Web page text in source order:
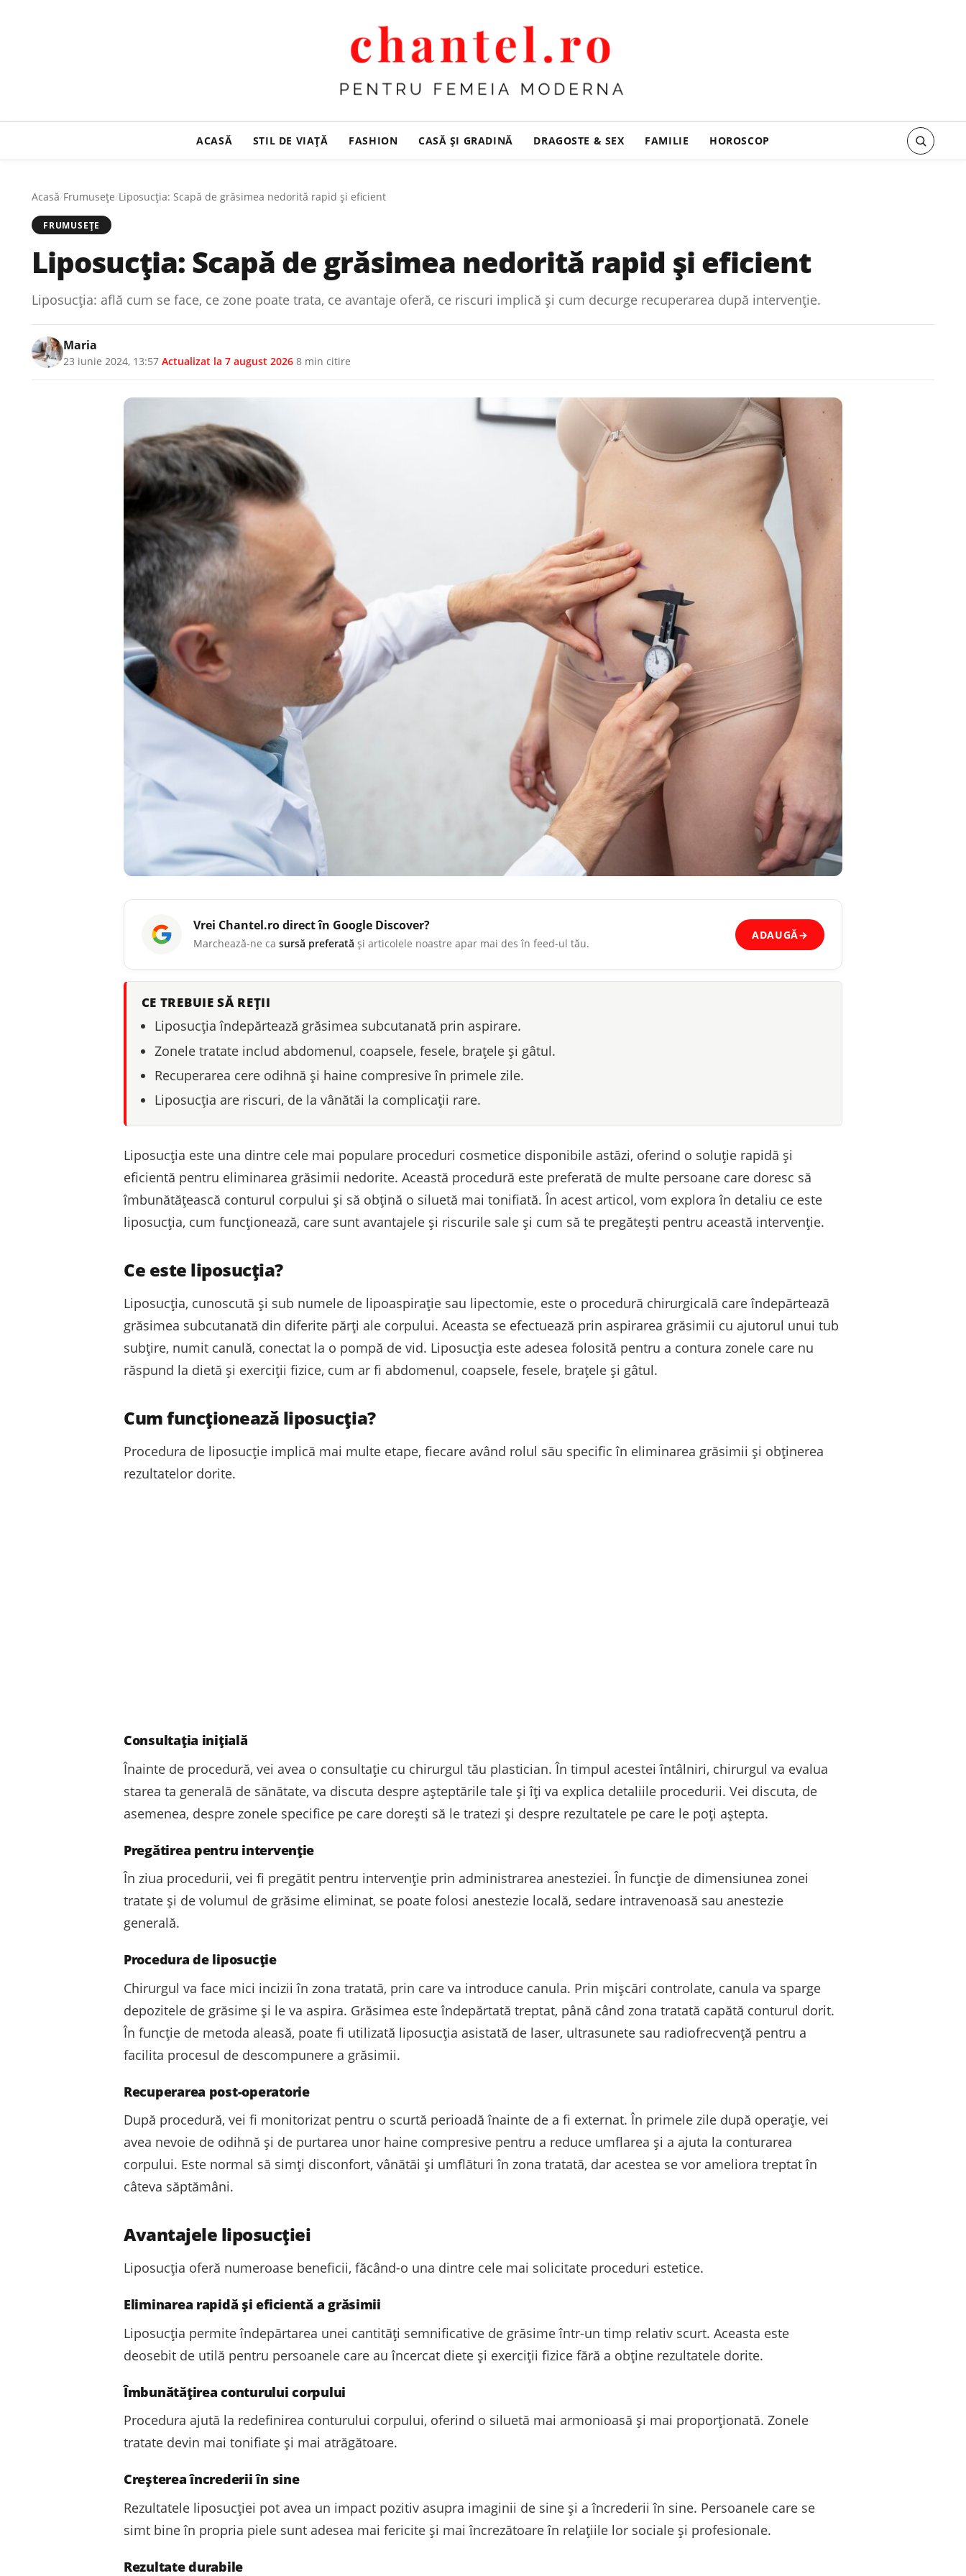
ACASĂ STIL DE VIAȚĂ FASHION CASĂ ŞI GRADINĂ DRAGOSTE & SEX FAMILIE HOROSCOP
Acasă/Frumusețe/Liposucția: Scapă de grăsimea nedorită rapid și eficient
FRUMUSEȚE
Liposucția: Scapă de grăsimea nedorită rapid și eficient
Liposucția: află cum se face, ce zone poate trata, ce avantaje oferă, ce riscuri implică și cum decurge recuperarea după intervenție.
Maria
23 iunie 2024, 13:57 Actualizat la 7 august 2026 8 min citire
Vrei Chantel.rodirect în Google Discover?
Marchează-ne ca sursă preferată și articolele noastre apar mai des în feed-ul tău.
ADAUGĂ→
CE TREBUIE SĂ REȚII
Liposucția îndepărtează grăsimea subcutanată prin aspirare.
Zonele tratate includ abdomenul, coapsele, fesele, brațele și gâtul.
Recuperarea cere odihnă și haine compresive în primele zile.
Liposucția are riscuri, de la vânătăi la complicații rare.
Liposucția este una dintre cele mai populare proceduri cosmetice disponibile astăzi, oferind o soluție rapidă și
eficientă pentru eliminarea grăsimii nedorite. Această procedură este preferată de multe persoane care doresc să
îmbunătățească conturul corpului și să obțină o siluetă mai tonifiată. În acest articol, vom explora în detaliu ce este
liposucția, cum funcționează, care sunt avantajele și riscurile sale și cum să te pregătești pentru această intervenție.
Ce este liposucția?
Liposucția, cunoscută și sub numele de lipoaspirație sau lipectomie, este o procedură chirurgicală care îndepărtează
grăsimea subcutanată din diferite părți ale corpului. Aceasta se efectuează prin aspirarea grăsimii cu ajutorul unui tub
subțire, numit canulă, conectat la o pompă de vid. Liposucția este adesea folosită pentru a contura zonele care nu
răspund la dietă și exerciții fizice, cum ar fi abdomenul, coapsele, fesele, brațele și gâtul.
Cum funcționează liposucția?
Procedura de liposucție implică mai multe etape, fiecare având rolul său specific în eliminarea grăsimii și obținerea
rezultatelor dorite.
Consultația inițială
Înainte de procedură, vei avea o consultație cu chirurgul tău plastician. În timpul acestei întâlniri, chirurgul va evalua
starea ta generală de sănătate, va discuta despre așteptările tale și îți va explica detaliile procedurii. Vei discuta, de
asemenea, despre zonele specifice pe care dorești să le tratezi și despre rezultatele pe care le poți aștepta.
Pregătirea pentru intervenție
În ziua procedurii, vei fi pregătit pentru intervenție prin administrarea anesteziei. În funcție de dimensiunea zonei
tratate și de volumul de grăsime eliminat, se poate folosi anestezie locală, sedare intravenoasă sau anestezie
generală.
Procedura de liposucție
Chirurgul va face mici incizii în zona tratată, prin care va introduce canula. Prin mișcări controlate, canula va sparge
depozitele de grăsime și le va aspira. Grăsimea este îndepărtată treptat, până când zona tratată capătă conturul dorit.
În funcție de metoda aleasă, poate fi utilizată liposucția asistată de laser, ultrasunete sau radiofrecvență pentru a
facilita procesul de descompunere a grăsimii.
Recuperarea post-operatorie
După procedură, vei fi monitorizat pentru o scurtă perioadă înainte de a fi externat. În primele zile după operație, vei
avea nevoie de odihnă și de purtarea unor haine compresive pentru a reduce umflarea și a ajuta la conturarea
corpului. Este normal să simți disconfort, vânătăi și umflături în zona tratată, dar acestea se vor ameliora treptat în
câteva săptămâni.
Avantajele liposucției
Liposucția oferă numeroase beneficii, făcând-o una dintre cele mai solicitate proceduri estetice.
Eliminarea rapidă și eficientă a grăsimii
Liposucția permite îndepărtarea unei cantități semnificative de grăsime într-un timp relativ scurt. Aceasta este
deosebit de utilă pentru persoanele care au încercat diete și exerciții fizice fără a obține rezultatele dorite.
Îmbunătățirea conturului corpului
Procedura ajută la redefinirea conturului corpului, oferind o siluetă mai armonioasă și mai proporționată. Zonele
tratate devin mai tonifiate și mai atrăgătoare.
Creșterea încrederii în sine
Rezultatele liposucției pot avea un impact pozitiv asupra imaginii de sine și a încrederii în sine. Persoanele care se
simt bine în propria piele sunt adesea mai fericite și mai încrezătoare în relațiile lor sociale și profesionale.
Rezultate durabile